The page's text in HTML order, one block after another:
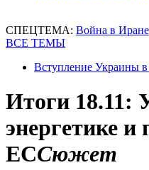
СПЕЦТЕМА: Война в Иране
ВСЕ ТЕМЫ
Вступление Украины
Итоги 18.11:
энергетике
ЕССюжет